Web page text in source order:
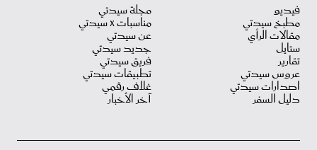
فيديو
مطبخ سيدتي
مقالات الرأي
ستايل
تقارير
عروس سيدتي
اصدارات سيدتي
دليل السفر
مجلة سيدتي
مناسبات X سيدتي
عن سيدتي
جديد سيدتي
فريق سيدتي
تطبيقات سيدتي
غلاف رقمي
آخر الأخبار